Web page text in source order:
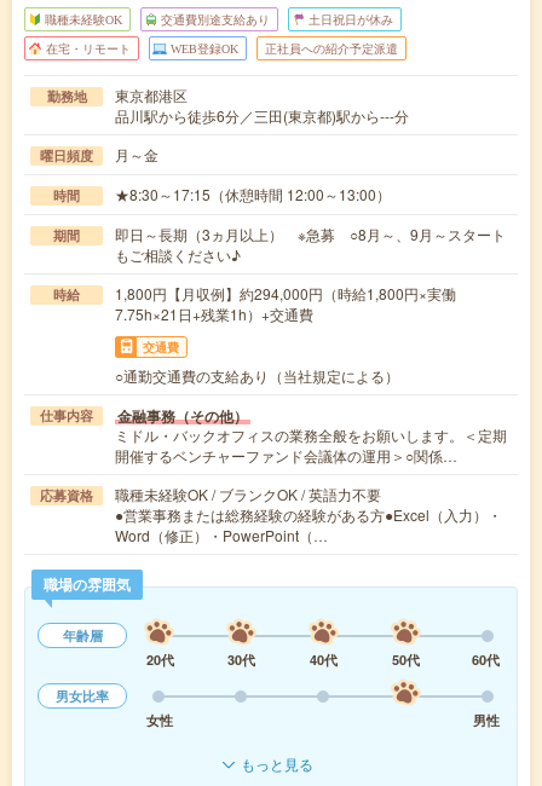
職種未経験OK 交通費別途支給あり 土日祝日が休み
在宅・リモート WEB登録OK 正社員への紹介予定派遣
勤務地
東京都港区
品川駅から徒歩6分／三田(東京都)駅から---分
曜日頻度 月～金
時間 ★8:30～17:15（休憩時間 12:00～13:00）
期間
即日～長期（3ヵ月以上） ※急募 ○8月～、9月～スタート
もご相談ください♪
時給
1,800円【月収例】約294,000円（時給1,800円×実働
7.75h×21日+残業1h）+交通費
交通費
○通勤交通費の支給あり（当社規定による）
仕事内容 金融事務（その他）
ミドル・バックオフィスの業務全般をお願いします。＜定期
開催するベンチャーファンド会議体の運用＞○関係…
応募資格
職種未経験OK / ブランクOK / 英語力不要
●営業事務または総務経験の経験がある方●Excel（入力）・
Word（修正）・PowerPoint（…
職場の雰囲気
年齢層
20代
30代 40代 50代
60代
男女比率
女性
男性
もっと見る